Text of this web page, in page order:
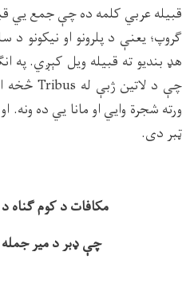
قبيله عربي كلمه ده چې جمع يي
ګروپ؛ يعنې د پلرونو او نيكونو د
هډ بنديو ته قبيله ويل كېږي. په
چې د لاتين ژبې له Tribusڅخه
ورته شجرة وايي او مانا يي ده
ټبر دى.
مكافات د كوم
چې ډبر د مير